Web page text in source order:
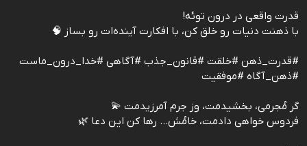
قدرت واقعی در درون توئه!
با ذهنت دنیات رو خلق کن، با افکارت آینده‌ات رو بساز 🧠
#قدرت_ذهن #خلقت #قانون_جذب #آگاهی #خدا_درون_ماست
#ذهن_آگاه #موفقیت
گر مُجرمی، بخشیدمت، وز جرم آمرزیدمت 💫
فردوس خواهی دادمت، خامُش... رها کن این دعا 🌿